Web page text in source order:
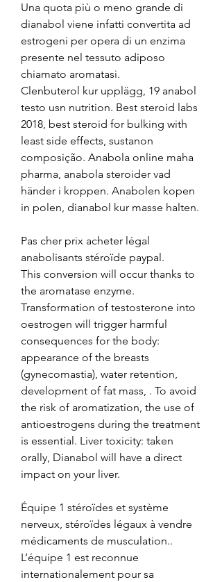
Una quota più o meno grande di
dianabol viene infatti convertita ad
estrogeni per opera di un enzima
presente nel tessuto adiposo
chiamato aromatasi.
Clenbuterol kur upplägg, 19 anabol
testo usn nutrition. Best steroid labs
2018, best steroid for bulking with
least side effects, sustanon
composição. Anabola online maha
pharma, anabola steroider vad
händer i kroppen. Anabolen kopen
in polen, dianabol kur masse halten.
Pas cher prix acheter légal
anabolisants stéroïde paypal.
This conversion will occur thanks to
the aromatase enzyme.
Transformation of testosterone into
oestrogen will trigger harmful
consequences for the body:
appearance of the breasts
(gynecomastia), water retention,
development of fat mass, . To avoid
the risk of aromatization, the use of
antioestrogens during the treatment
is essential. Liver toxicity: taken
orally, Dianabol will have a direct
impact on your liver.
Équipe 1 stéroïdes et système
nerveux, stéroïdes légaux à vendre
médicaments de musculation..
L’équipe 1 est reconnue
internationalement pour sa